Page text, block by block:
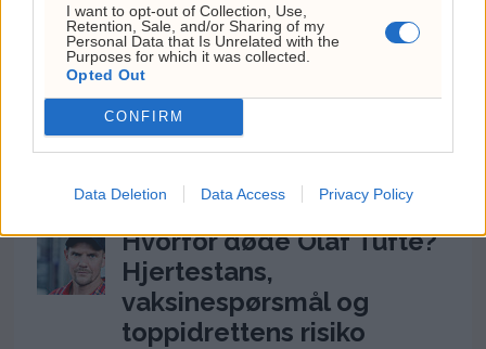
I want to opt-out of Collection, Use,
Retention, Sale, and/or Sharing of my
Personal Data that Is Unrelated with the
Purposes for which it was collected.
Opted Out
CONFIRM
Data Deletion Data Access Privacy Policy
MEST LESTE ARTIKLER
Lubna Jafferys VM-reise
kostet 136.778 kroner –
Anne Lindboe brukte
43.524
6. august 2026 - 13:04
Hvorfor døde Olaf Tufte?
Hjertestans,
vaksinespørsmål og
toppidrettens risiko